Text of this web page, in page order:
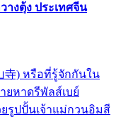
งตุ้ง ประเทศจีน
寺) หรือที่รู้จักกันใน
ยหาดรีพัลส์เบย์
ยรูปปั้นเจ้าแม่กวนอิมสี